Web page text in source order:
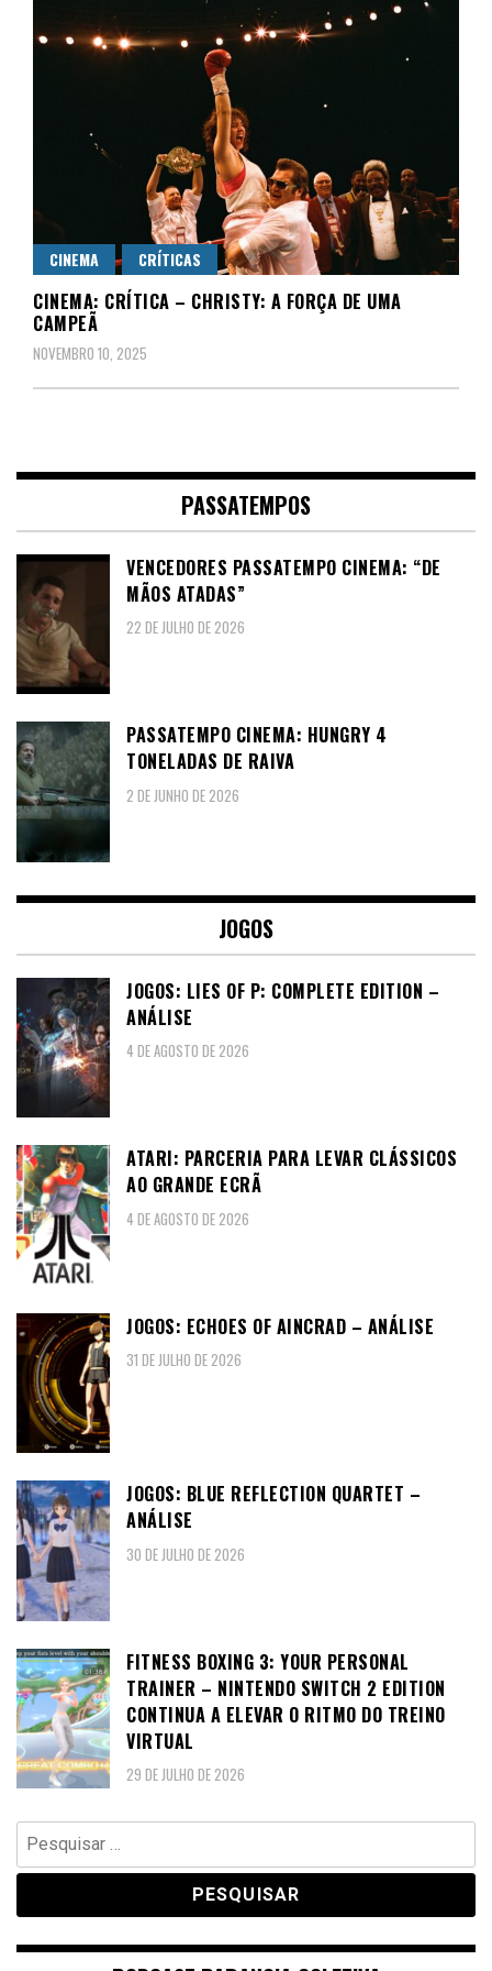
CINEMA CRÍTICAS
CINEMA: CRÍTICA – CHRISTY: A FORÇA DE UMA
CAMPEÃ
NOVEMBRO 10, 2025
PASSATEMPOS
VENCEDORES PASSATEMPO CINEMA: “DE
MÃOS ATADAS”
22 DE JULHO DE 2026
PASSATEMPO CINEMA: HUNGRY 4
TONELADAS DE RAIVA
2 DE JUNHO DE 2026
JOGOS
JOGOS: LIES OF P: COMPLETE EDITION –
ANÁLISE
4 DE AGOSTO DE 2026
ATARI: PARCERIA PARA LEVAR CLÁSSICOS
AO GRANDE ECRÃ
4 DE AGOSTO DE 2026
JOGOS: ECHOES OF AINCRAD – ANÁLISE
31 DE JULHO DE 2026
JOGOS: BLUE REFLECTION QUARTET –
ANÁLISE
30 DE JULHO DE 2026
FITNESS BOXING 3: YOUR PERSONAL
TRAINER – NINTENDO SWITCH 2 EDITION
CONTINUA A ELEVAR O RITMO DO TREINO
VIRTUAL
29 DE JULHO DE 2026
Pesquisar
por: